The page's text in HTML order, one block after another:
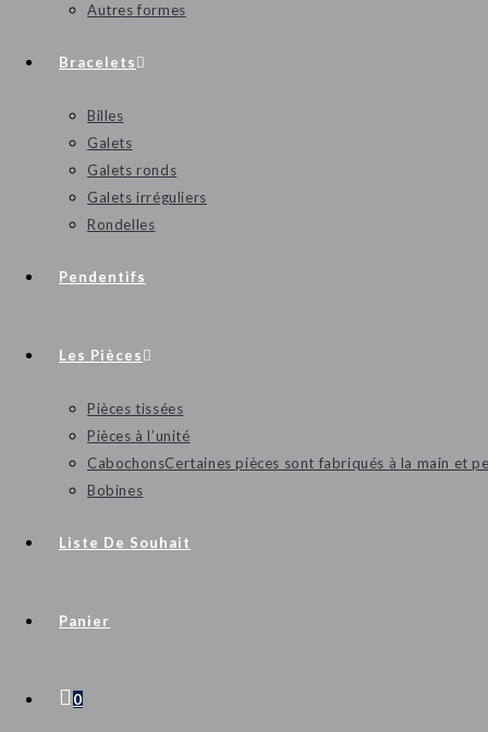
Autres formes
Bracelets
Billes
Galets
Galets ronds
Galets irréguliers
Rondelles
Pendentifs
Les Pièces
Pièces tissées
Pièces à l’unité
CabochonsCertaines pièces sont fabriqués à la main et
Bobines
Liste De Souhait
Panier
0